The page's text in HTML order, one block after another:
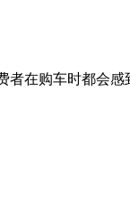
在购车时都会